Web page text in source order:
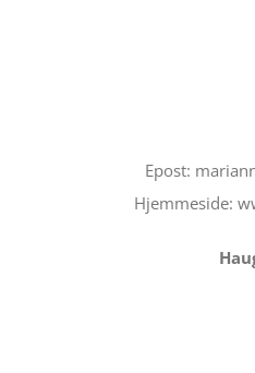
Epost:
Hjemmeside: